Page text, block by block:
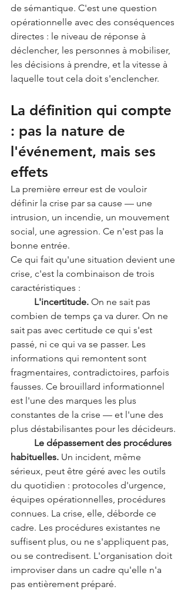
de sémantique. C'est une question
opérationnelle avec des conséquences
directes : le niveau de réponse à
déclencher, les personnes à mobiliser,
les décisions à prendre, et la vitesse à
laquelle tout cela doit s'enclencher.
La définition qui compte
: pas la nature de
l'événement, mais ses
effets
La première erreur est de vouloir
définir la crise par sa cause — une
intrusion, un incendie, un mouvement
social, une agression. Ce n'est pas la
bonne entrée.
Ce qui fait qu'une situation devient une
crise, c'est la combinaison de trois
caractéristiques :
	L'incertitude.
On ne sait pas
combien de temps ça va durer. On ne
sait pas avec certitude ce qui s'est
passé, ni ce qui va se passer. Les
informations qui remontent sont
fragmentaires, contradictoires, parfois
fausses. Ce brouillard informationnel
est l'une des marques les plus
constantes de la crise — et l'une des
plus déstabilisantes pour les décideurs.
habituelles. Un incident, même
sérieux, peut être géré avec les outils
du quotidien : protocoles d'urgence,
équipes opérationnelles, procédures
connues. La crise, elle, déborde ce
cadre. Les procédures existantes ne
suffisent plus, ou ne s'appliquent pas,
ou se contredisent. L'organisation doit
improviser dans un cadre qu'elle n'a
pas entièrement préparé.